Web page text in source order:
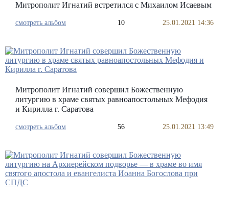
Митрополит Игнатий встретился с Михаилом Исаевым
смотреть альбом 10 25.01.2021 14:36
Митрополит Игнатий совершил Божественную
литургию в храме святых равноапостольных Мефодия
и Кирилла г. Саратова
смотреть альбом 56 25.01.2021 13:49